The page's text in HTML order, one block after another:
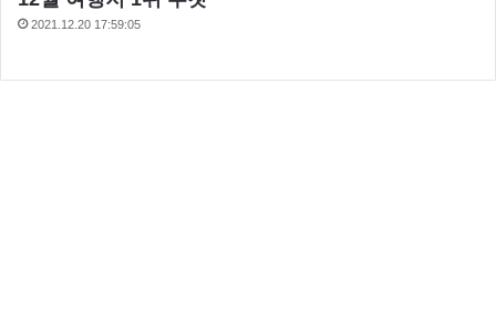
2021.12.20 17:59:05